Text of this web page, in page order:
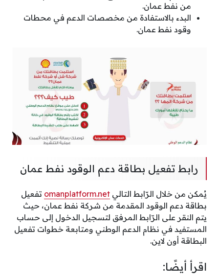
من نفط عمان.
البدء بالاستفادة من مخصصات الدعم في محطات
وقود نفط عمان.
رابط تفعيل بطاقة دعم الوقود نفط عمان
يُمكن من خلال الرّابط التالي omanplatform.net تفعيل
بطاقة دعم الوقود المقدمة من شركة نفط عمان، حيث
يتم النقر على الرّابط المرفق لتسجيل الدخول إلى حساب
المستفيد في نظام الدعم الوطني ومتابعة خطوات تفعيل
البطاقة أون لاين.
اقرأ أيضًا: